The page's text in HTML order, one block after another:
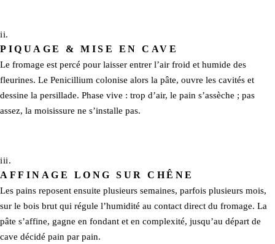
ii.
PIQUAGE & MISE EN CAVE
Le fromage est percé pour laisser entrer l’air froid et humide des
fleurines. Le Penicillium colonise alors la pâte, ouvre les cavités et
dessine la persillade. Phase vive : trop d’air, le pain s’assèche ; pas
assez, la moisissure ne s’installe pas.
iii.
AFFINAGE LONG SUR CHÊNE
Les pains reposent ensuite plusieurs semaines, parfois plusieurs mois,
sur le bois brut qui régule l’humidité au contact direct du fromage. La
pâte s’affine, gagne en fondant et en complexité, jusqu’au départ de
cave décidé pain par pain.